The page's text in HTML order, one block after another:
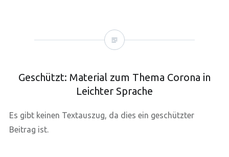
Geschützt: Material zum Thema Corona in
Leichter Sprache
Es gibt keinen Textauszug, da dies ein geschützter
Beitrag ist.